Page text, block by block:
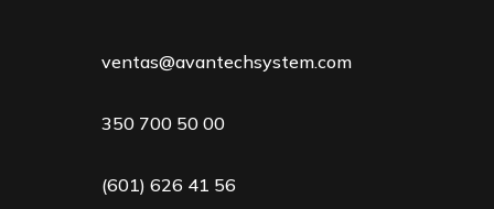
ventas@avantechsystem.com
350 700 50 00
(601) 626 41 56